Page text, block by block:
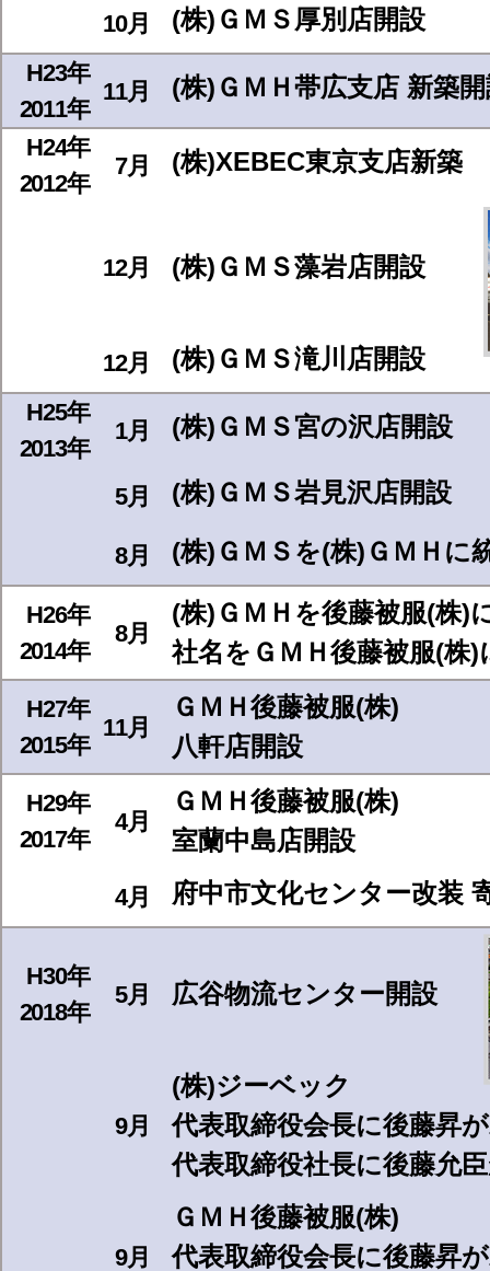
10月 (株)ＧＭＳ厚別店開設
H23年
2011年
11月 (株)ＧＭＨ帯広支店 新築
H24年
2012年
7月 (株)XEBEC東京支店新築
12月 (株)ＧＭＳ藻岩店開設
12月 (株)ＧＭＳ滝川店開設
H25年
2013年
1月 (株)ＧＭＳ宮の沢店開設
5月 (株)ＧＭＳ岩見沢店開設
8月 (株)ＧＭＳを(株)ＧＭＨに
H26年
2014年
8月
(株)ＧＭＨを後藤被服(株)
社名をＧＭＨ後藤被服(株)
H27年
2015年
11月
ＧＭＨ後藤被服(株)
八軒店開設
H29年
2017年
4月
ＧＭＨ後藤被服(株)
室蘭中島店開設
4月 府中市文化センター改装
H30年
2018年
5月 広谷物流センター開設
9月
(株)ジーベック
代表取締役会長に後藤昇
代表取締役社長に後藤允
9月
ＧＭＨ後藤被服(株)
代表取締役会長に後藤昇